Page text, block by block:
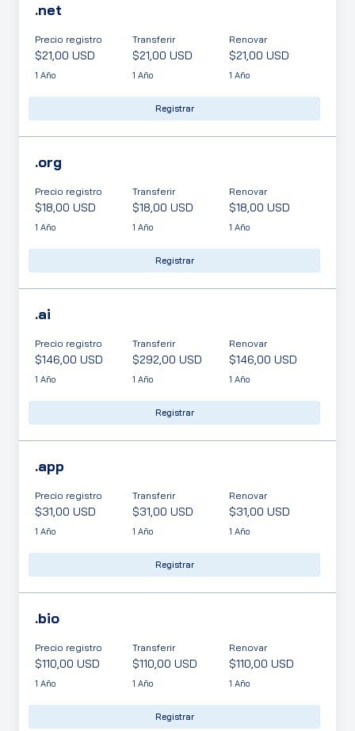
.net
Precio registro
$21,00 USD
1 Año
Transferir
$21,00 USD
1 Año
Renovar
$21,00 USD
1 Año
Registrar
.org
Precio registro
$18,00 USD
1 Año
Transferir
$18,00 USD
1 Año
Renovar
$18,00 USD
1 Año
Registrar
.ai
Precio registro
$146,00 USD
1 Año
Transferir
$292,00 USD
1 Año
Renovar
$146,00 USD
1 Año
Registrar
.app
Precio registro
$31,00 USD
1 Año
Transferir
$31,00 USD
1 Año
Renovar
$31,00 USD
1 Año
Registrar
.bio
Precio registro
$110,00 USD
1 Año
Transferir
$110,00 USD
1 Año
Renovar
$110,00 USD
1 Año
Registrar